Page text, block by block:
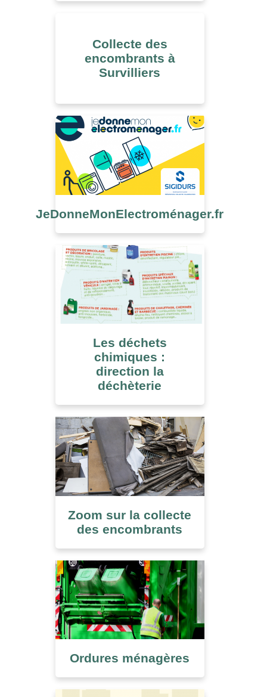
Collecte des
encombrants à
Survilliers
JeDonneMonElectroménager.fr
Les déchets
chimiques :
direction la
déchèterie
Zoom sur la collecte
des encombrants
Ordures ménagères